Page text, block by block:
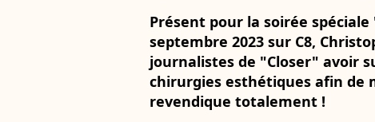
Présent pour la soirée
septembre 2023 sur C8,
journalistes de "Closer" avoir
chirurgies esthétiques afin de
revendique totalement !